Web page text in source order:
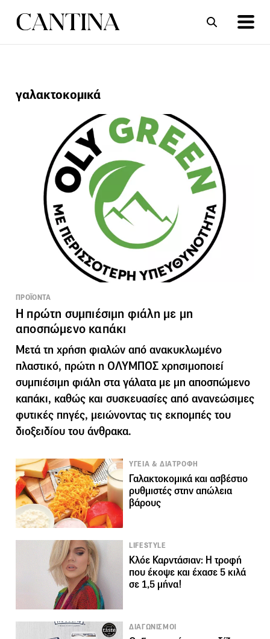
ΣΥΝΤΑΓΕΣ
γαλακτοκομικά
ΠΡΟΪΟΝΤΑ
Η πρώτη συμπιέσιμη φιάλη με μη
αποσπώμενο καπάκι
Μετά τη χρήση φιαλών από ανακυκλωμένο
πλαστικό, πρώτη η ΟΛΥΜΠΟΣ χρησιμοποιεί
συμπιέσιμη φιάλη στα γάλατα με μη αποσπώμενο
καπάκι, καθώς και συσκευασίες από ανανεώσιμες
φυτικές πηγές, μειώνοντας τις εκπομπές του
διοξειδίου του άνθρακα.
ΥΓΕΙΑ & ΔΙΑΤΡΟΦΗ
Γαλακτοκομικά και ασβέστιο
ρυθμιστές στην απώλεια
βάρους
LIFESTYLE
Κλόε Καρντάσιαν: Η τροφή
που έκοψε και έχασε 5 κιλά
σε 1,5 μήνα!
ΔΙΑΓΩΝΙΣΜΟΙ